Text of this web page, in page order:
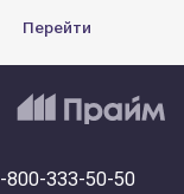
Перейти
800-333-50-50